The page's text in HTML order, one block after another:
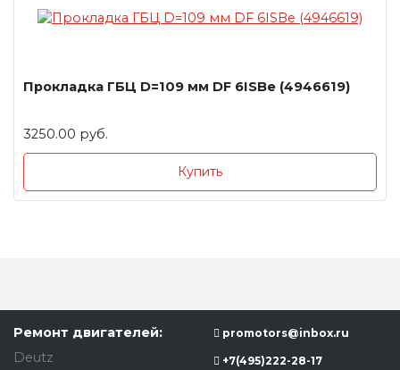
Прокладка ГБЦ D=109 мм DF 6ISBe (4946619)
3250.00 руб.
Купить
Ремонт двигателей:
Deutz
promotors@inbox.ru
+7(495)222-28-17